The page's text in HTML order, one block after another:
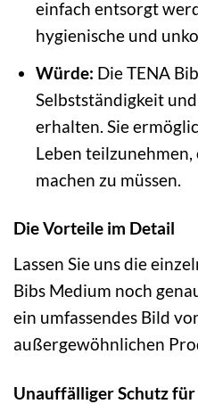
einfach entsorgt
hygienische und
Würde: Die TENA
Selbstständigkeit
erhalten. Sie
Leben teilzunehmen,
machen zu müssen.
Die Vorteile im Detail
Lassen Sie uns die
Bibs Medium noch
ein umfassendes Bild
außergewöhnlichen
Unauffälliger Schutz